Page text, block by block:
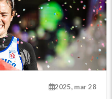
2025, mar 28